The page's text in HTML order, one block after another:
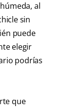
al
sin
puede
elegir
podrías
que